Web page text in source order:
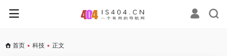
首页 • 科技 • 正文